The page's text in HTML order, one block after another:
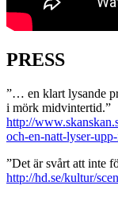
PRESS
”… en klart lysande
i mörk midvintertid.”
http://www.skanskan.
och-en-natt-lyser-
”Det är svårt att inte
http://hd.se/kultur/